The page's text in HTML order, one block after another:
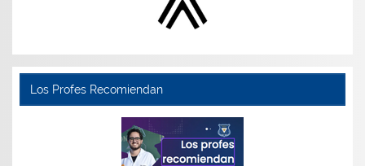
Los Profes Recomiendan